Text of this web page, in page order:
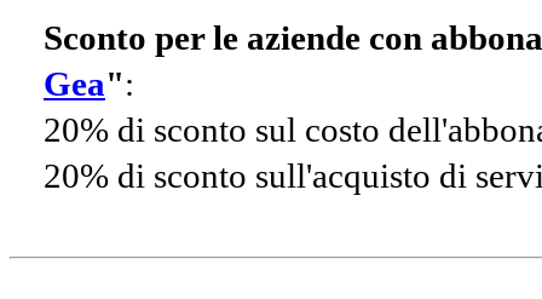
Sconto per le aziende con
Gea":
20% di sconto sul costo
20% di sconto sull'acquisto di